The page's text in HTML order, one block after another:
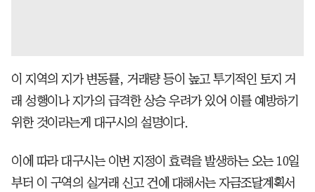
이 지역의 지가 변동률, 거래량 등이 높고 투기적인 토지 거
래 성행이나 지가의 급격한 상승 우려가 있어 이를 예방하기
위한 것이라는게 대구시의 설명이다.
이에 따라 대구시는 이번 지정이 효력을 발생하는 오는 10일
부터 이 구역의 실거래 신고 건에 대해서는 자금조달계획서